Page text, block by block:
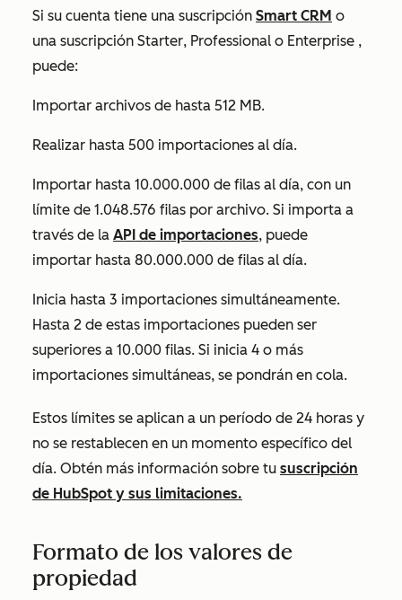
Si su cuenta tiene una suscripción Smart CRM o
una suscripción Starter, Professional o Enterprise ,
puede:
Importar archivos de hasta 512 MB.
Realizar hasta 500 importaciones al día.
Importar hasta 10.000.000 de filas al día, con un
límite de 1.048.576 filas por archivo. Si importa a
través de la API de importaciones, puede
importar hasta 80.000.000 de filas al día.
Inicia hasta 3 importaciones simultáneamente.
Hasta 2 de estas importaciones pueden ser
superiores a 10.000 filas. Si inicia 4 o más
importaciones simultáneas, se pondrán en cola.
Estos límites se aplican a un período de 24 horas y
no se restablecen en un momento específico del
día. Obtén más información sobre tu suscripción
de HubSpot y sus limitaciones.
Formato de los valores de
propiedad